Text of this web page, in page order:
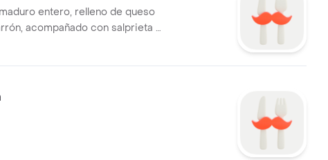
entero, relleno de queso
acompañado con salprieta y